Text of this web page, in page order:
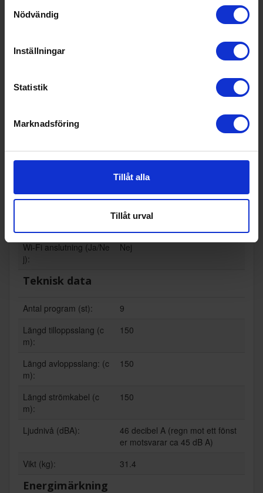
Nödvändig
Inställningar
Statistik
Marknadsföring
Tillåt alla
Tillåt urval
EAN
Färg:
Funktioner och egenskaper
För integrering (Ja/Ne
Nej
Invändig belysning (Ja/
Nej):
Nej
Wi-Fi anslutning (Ja/Ne
j):
Nej
Teknisk data
Antal program (st):
9
Längd tilloppsslang (c
m):
150
Längd avloppsslang: (c
m):
150
Längd strömkabel (c
m):
150
Ljudnivå (dBA):
46 decibel A (regn mot ett fönst
er motsvarar ca 45 dB A)
Vikt (kg):
31.4
Energimärkning